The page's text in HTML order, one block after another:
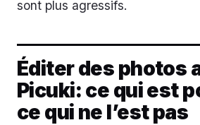
sont plus agressifs.
Éditer des photos
Picuki: ce qui est
ce qui ne l’est pas